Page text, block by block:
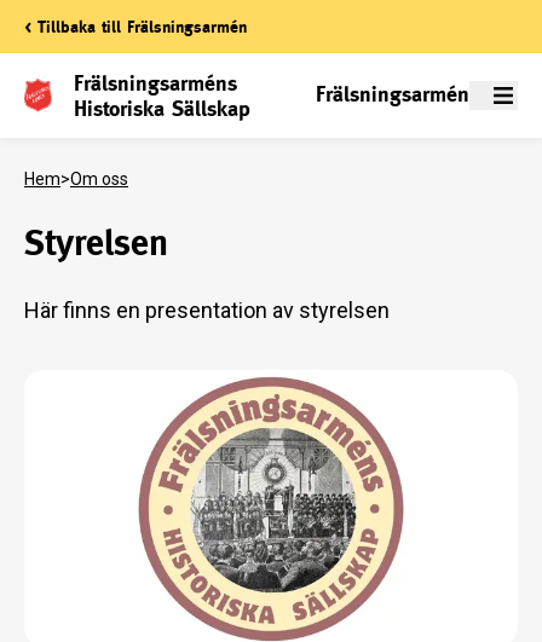
< Tillbaka till Frälsningsarmén
Frälsningsarméns
Historiska Sällskap
Frälsningsarmén Meny
Hem>Om oss
Styrelsen
Här finns en presentation av styrelsen